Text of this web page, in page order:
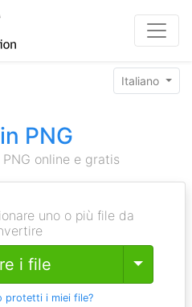
Italiano
PNG
online e gratis
uno o più file da
i file Toggle
protetti i miei file?